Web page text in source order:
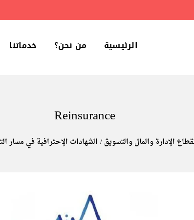
الرئيسية من نحن؟ خدماتنا
Reinsurance
الإدارة والمال والتسويق الشهادات الإحترافية في مسار